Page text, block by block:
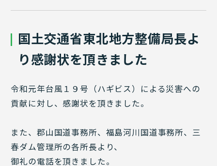
国土交通省東北地方整備局長よ
り感謝状を頂きました
令和元年台風１９号（ハギビス）による災害への
貢献に対し、感謝状を頂きました。
また、郡山国道事務所、福島河川国道事務所、三
春ダム管理所の各所長より、
御礼の電話を頂きました。